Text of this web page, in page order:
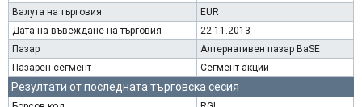
Валута на търговия
EUR
Дата на въвеждане на търговия
22.11.2013
Пазар
Алтернативен пазар BaSE
Пазарен сегмент
Сегмент акции
Резултати от последната търговска сесия